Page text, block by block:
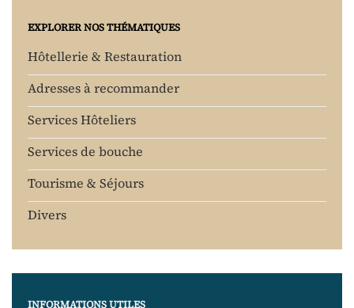
EXPLORER NOS THÉMATIQUES
Hôtellerie & Restauration
Adresses à recommander
Services Hôteliers
Services de bouche
Tourisme & Séjours
Divers
INFORMATIONS UTILES